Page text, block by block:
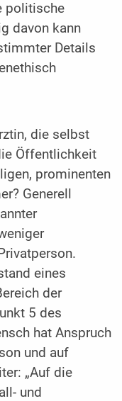
politische
davon kann
Details
die selbst
Öffentlichkeit
prominenten
Generell
eines
der
5 des
hat Anspruch
und auf
„Auf die
und